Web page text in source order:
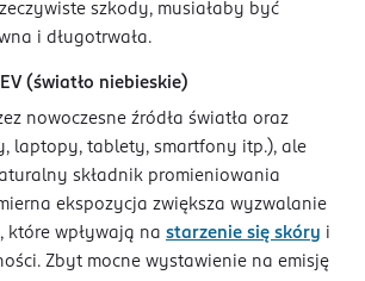
szkody, musiałaby być
i długotrwała.
(światło niebieskie)
nowoczesne źródła światła oraz
laptopy, tablety, smartfony itp.), ale
składnik promieniowania
ekspozycja zwiększa wyzwalanie
które wpływają na starzenie się skóry i
Zbyt mocne wystawienie na emisję